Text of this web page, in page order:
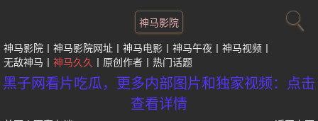
神马影院
神马影院 神马影院网址 神马电影 神马午夜
神马视频
无敌神马
神马久久 原创作者 热门话题
黑子网看片吃瓜，更多内部图片和独家视频：点击
查看详情